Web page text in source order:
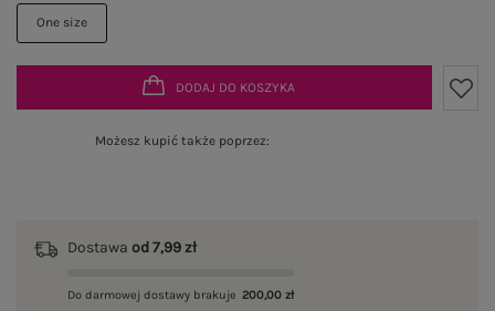
One size
DODAJ DO KOSZYKA
Możesz kupić także poprzez:
Dostawa od 7,99 zł
Do darmowej dostawy brakuje 200,00 zł